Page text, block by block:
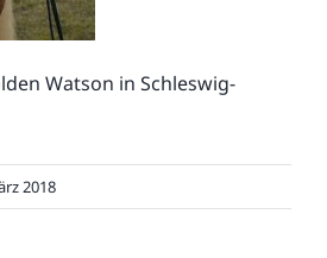
Watson in Schleswig-
2018